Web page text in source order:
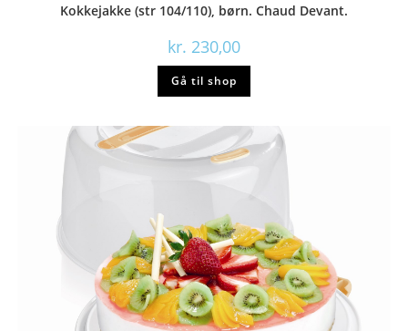
Kokkejakke (str 104/110), børn. Chaud Devant.
kr. 230,00
Gå til shop